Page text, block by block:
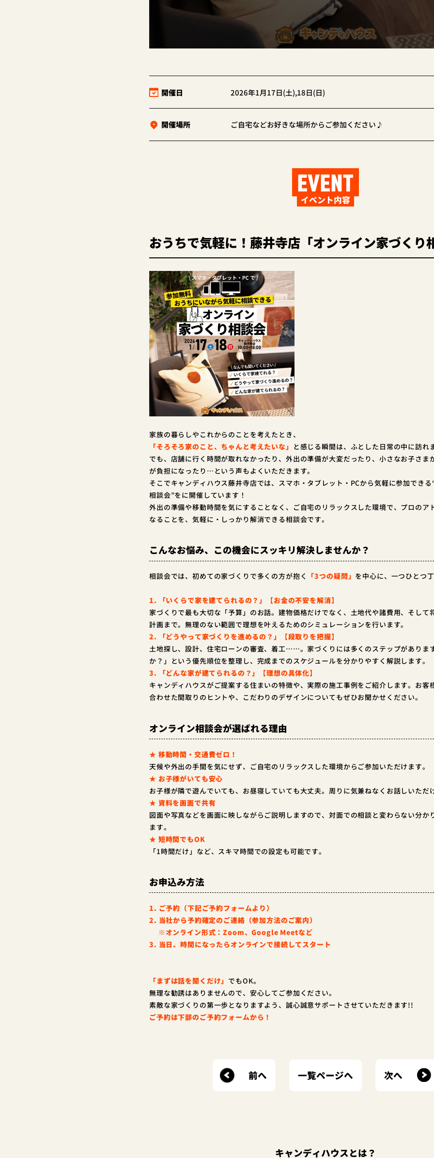
開催日 2026年1月17日(土),18日(日)
開催場所 ご自宅などお好きな場所からご参加ください♪
EVENT
イベント内容
おうちで気軽に！藤井寺店「オンライン家づくり
家族の暮らしやこれからのことを考えたとき、
「そろそろ家のこと、ちゃんと考えたいな」 と感じる瞬間は、ふとした日常の中に訪れ
でも、店舗に行く時間が取れなかったり、外出の準備が大変だったり、小さなお子さま
が負担になったり…という声もよくいただきます。
そこでキャンディハウス藤井寺店では、 スマホ・タブレット・PCから気軽に参加でき
相談会”をに開催しています！
外出の準備や移動時間を気にすることなく、ご自宅のリラックスした環境で、プロのア
なることを、気軽に・しっかり解消できる相談会です。
こんなお悩み、この機会にスッキリ解決しませんか？
相談会では、初めての家づくりで多くの方が抱く 「3つの疑問」 を中心に、一つひとつ
1. 「いくらで家を建てられるの？」【お金の不安を解消】
家づくりで最も大切な「予算」のお話。建物価格だけでなく、土地代や諸費用、そして
計画まで。無理のない範囲で理想を叶えるためのシミュレーションを行います。
2. 「どうやって家づくりを進めるの？」【段取りを把握】
土地探し、設計、住宅ローンの審査、着工……。家づくりには多くのステップがありま
か？」という優先順位を整理し、完成までのスケジュールを分かりやすく解説します。
3. 「どんな家が建てられるの？」【理想の具体化】
キャンディハウスがご提案する住まいの特徴や、実際の施工事例をご紹介します。お客
合わせた間取りのヒントや、こだわりのデザインについてもぜひお聞かせください。
オンライン相談会が選ばれる理由
★ 移動時間・交通費ゼロ！
天候や外出の手間を気にせず、ご自宅のリラックスした環境からご参加いただけます。
★ お子様がいても安心
お子様が隣で遊んでいても、お昼寝していても大丈夫。周りに気兼ねなくお話しいただ
★ 資料を画面で共有
図面や写真などを画面に映しながらご説明しますので、対面での相談と変わらない分か
ます。
★ 短時間でもOK
「1時間だけ」など、スキマ時間での設定も可能です。
お申込み方法
1. ご予約（下記ご予約フォームより）
2. 当社から予約確定のご連絡（参加方法のご案内）
※オンライン形式：Zoom、Google Meetなど
3. 当日、時間になったらオンラインで接続してスタート
「まずは話を聞くだけ」 でもOK。
無理な勧誘はありませんので、安心してご参加ください。
素敵な家づくりの第一歩となりますよう、誠心誠意サポートさせていただきます!!
ご予約は下部のご予約フォームから！
前へ 一覧ページへ 次へ
キャンディハウスとは？